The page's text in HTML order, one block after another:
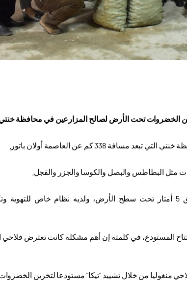
الخضروات تحت الأرض لصالح المزارعين في محافظة
مثل البطاطس والبصل والكوسا والجزر والفجل
وأن المستودع شيد على مساحة 300 متر مربع وعلى عمق 5 أمتار تحت سطح الأرض، ولديه
المستودع، في كلمته إن أهم مشكلة كانت تعترض
منغوليا من خلال تشييد "تيكا" مستودعا لتخزين الخضروات